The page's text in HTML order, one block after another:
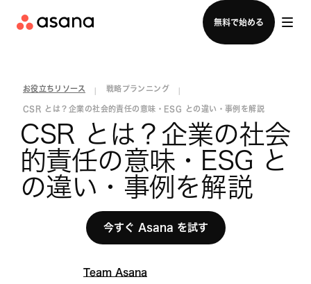
無料で始める
セールスチームに問い合わせる
お役立ちリソース 戦略プランニング
CSR とは？企業の社会的責任の意味・ESG との違い・事例を解説
CSR とは？企業の社会
的責任の意味・ESG と
の違い・事例を解説
今すぐ Asana を試す
Team Asana